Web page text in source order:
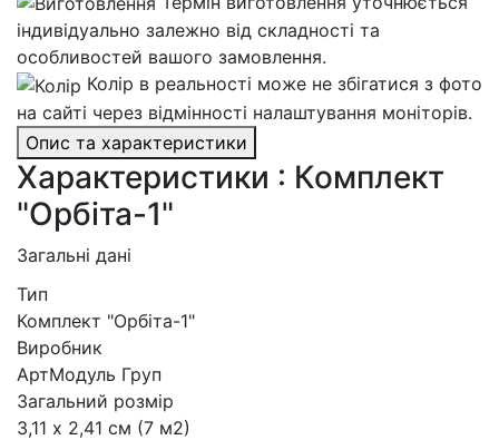
індивідуально залежно від складності та
особливостей вашого замовлення.
Колір в реальності може не збігатися з фото
на сайті через відмінності налаштування моніторів.
Опис та характеристики
Характеристики : Комплект
"Орбіта-1"
Загальні дані
Тип
Комплект "Орбіта-1"
Виробник
АртМодуль Груп
Загальний розмір
3,11 х 2,41 см (7 м2)